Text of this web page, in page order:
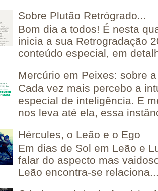
Sobre Plutão Retrógrado...
Bom dia a todos! É nesta
inicia a sua Retrogradação
conteúdo especial, em
Mercúrio em Peixes: sobre
Cada vez mais percebo a
especial de inteligência. E
nos leva até ela, essa
Hércules, o Leão e o Ego
Em dias de Sol em Leão e
falar do aspecto mas
Leão encontra-se